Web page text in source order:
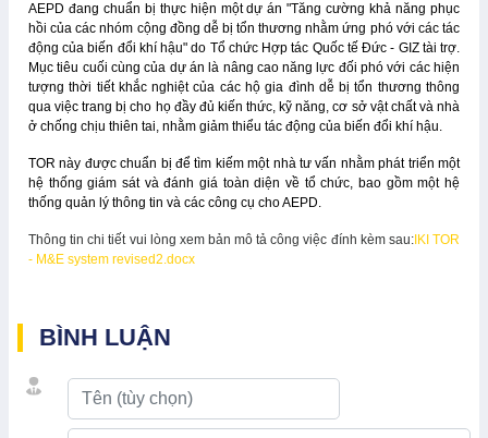
AEPD đang chuẩn bị thực hiện một dự án "Tăng cường khả năng phục
hồi của các nhóm cộng đồng dễ bị tổn thương nhằm ứng phó với các tác
động của biến đổi khí hậu" do Tổ chức Hợp tác Quốc tế Đức - GIZ tài trợ.
Mục tiêu cuối cùng của dự án là nâng cao năng lực đối phó với các hiện
tượng thời tiết khắc nghiệt của các hộ gia đình dễ bị tổn thương thông
qua việc trang bị cho họ đầy đủ kiến thức, kỹ năng, cơ sở vật chất và nhà
ở chống chịu thiên tai, nhằm giảm thiểu tác động của biến đổi khí hậu.
TOR này được chuẩn bị để tìm kiếm một nhà tư vấn nhằm phát triển một
hệ thống giám sát và đánh giá toàn diện về tổ chức, bao gồm một hệ
thống quản lý thông tin và các công cụ cho AEPD.
Thông tin chi tiết vui lòng xem bản mô tả công việc đính kèm sau:IKI TOR
- M&E system revised2.docx
BÌNH LUẬN